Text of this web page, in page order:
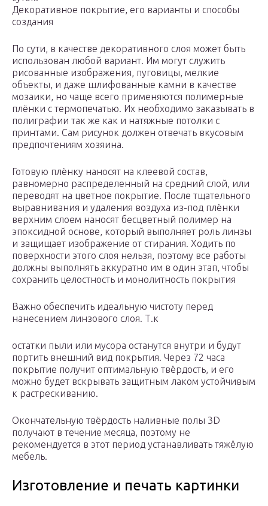
Декоративное покрытие, его варианты и способы
создания
По сути, в качестве декоративного слоя может быть
использован любой вариант. Им могут служить
рисованные изображения, пуговицы, мелкие
объекты, и даже шлифованные камни в качестве
мозаики, но чаще всего применяются полимерные
плёнки с термопечатью. Их необходимо заказывать в
полиграфии так же как и натяжные потолки с
принтами. Сам рисунок должен отвечать вкусовым
предпочтениям хозяина.
Готовую плёнку наносят на клеевой состав,
равномерно распределенный на средний слой, или
переводят на цветное покрытие. После тщательного
выравнивания и удаления воздуха из-под плёнки
верхним слоем наносят бесцветный полимер на
эпоксидной основе, который выполняет роль линзы
и защищает изображение от стирания. Ходить по
поверхности этого слоя нельзя, поэтому все работы
должны выполнять аккуратно им в один этап, чтобы
сохранить целостность и монолитность покрытия
Важно обеспечить идеальную чистоту перед
нанесением линзового слоя. Т.к
остатки пыли или мусора останутся внутри и будут
портить внешний вид покрытия. Через 72 часа
покрытие получит оптимальную твёрдость, и его
можно будет вскрывать защитным лаком устойчивым
к растрескиванию.
Окончательную твёрдость наливные полы 3D
получают в течение месяца, поэтому не
рекомендуется в этот период устанавливать тяжёлую
мебель.
Изготовление и печать картинки